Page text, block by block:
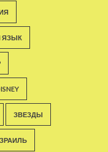
ЯЗЫК
ЗВЕЗДЫ